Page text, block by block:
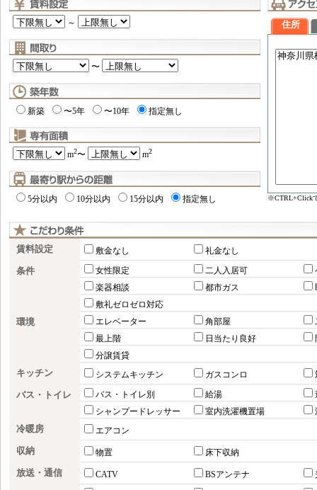
～
〜
新築 〜5年 〜10年 指定無し
m2〜 m2
5分以内 10分以内 15分以内 指定無し
住所
※CTRL+Click
賃料設定 敷金なし 礼金なし
条件 女性限定 二人入居可
楽器相談
都市ガス
敷礼ゼロゼロ対応
環境 エレベーター 角部屋
最上階
日当たり良好
分譲賃貸
キッチン システムキッチン ガスコンロ
バス・トイレ バス・トイレ別 給湯
シャンプードレッサー
室内洗濯機置場
冷暖房 エアコン
収納 物置 床下収納
放送・通信 CATV BSアンテナ